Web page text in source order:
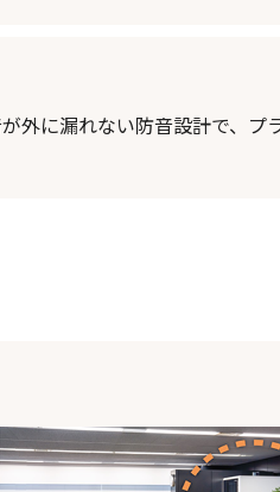
外に漏れない防音設計で、プ